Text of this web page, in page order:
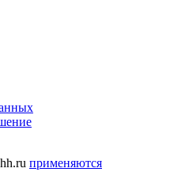
применяются